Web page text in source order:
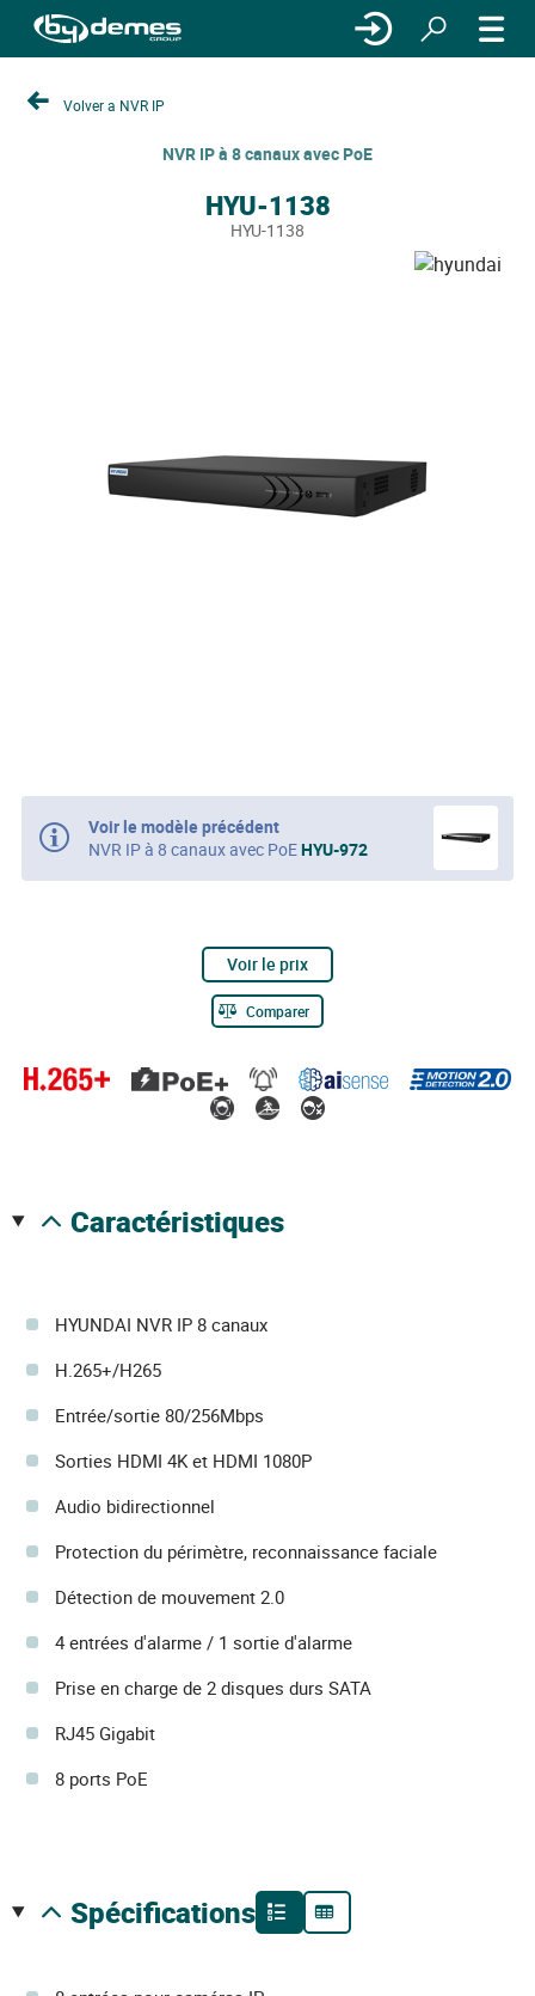
Volver a NVR IP
NVR IP à 8 canaux avec PoE
HYU-1138
HYU-1138
Voir le modèle précédent
NVR IP à 8 canaux avec PoEHYU-972
Voir le prix
Comparer
caractéristiques
HYUNDAI NVR IP 8 canaux
H.265+/H265
Entrée/sortie 80/256Mbps
Sorties HDMI 4K et HDMI 1080P
Audio bidirectionnel
Protection du périmètre, reconnaissance faciale
Détection de mouvement 2.0
4 entrées d'alarme / 1 sortie d'alarme
Prise en charge de 2 disques durs SATA
RJ45 Gigabit
8 ports PoE
spécifications